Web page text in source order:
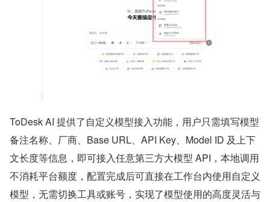
ToDesk AI 提供了自定义模型接入功能，用户只需填写模型
备注名称、厂商、Base URL、API Key、Model ID 及上下
文长度等信息，即可接入任意第三方大模型 API，本地调用
不消耗平台额度，配置完成后可直接在工作台内使用自定义
模型，无需切换工具或账号，实现了模型使用的高度灵活与